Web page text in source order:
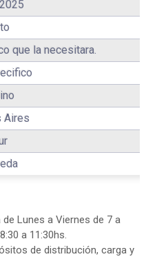
que la necesitara.
Aires
de Lunes a Viernes de 7 a
a 11:30hs.
de distribución, carga y